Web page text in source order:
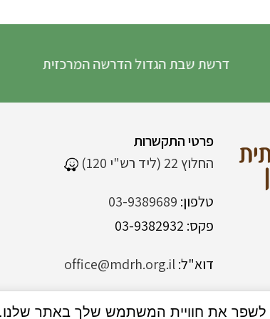
דרשת שבת הגדול הדרשה המרכזית
פרטי התקשרות
החלוץ 22 (ליד רש"י 120)
טלפון: 03-9389689
פקס: 03-9382932
דוא"ל:office@mdrh.org.il